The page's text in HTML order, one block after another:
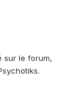
sur le forum,